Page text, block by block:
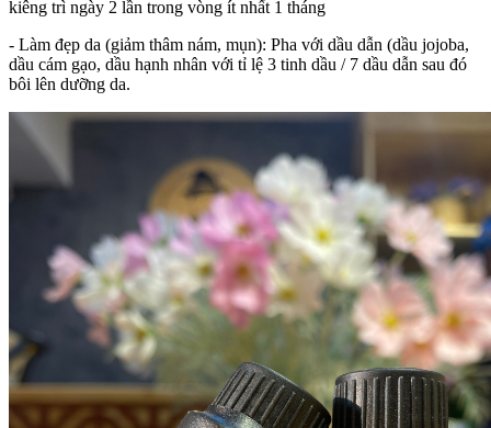
kiêng trì ngày 2 lần trong vòng ít nhất 1 tháng
- Làm đẹp da (giảm thâm nám, mụn): Pha với dầu dẫn (dầu jojoba,
dầu cám gạo, dầu hạnh nhân với tỉ lệ 3 tinh dầu / 7 dầu dẫn sau đó
bôi lên dưỡng da.